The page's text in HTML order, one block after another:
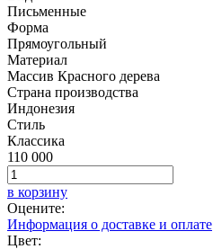
Письменные
Форма
Прямоугольный
Материал
Массив Красного дерева
Страна производства
Индонезия
Стиль
Классика
110 000
в корзину
Оцените:
Информация о доставке и оплате
Цвет: